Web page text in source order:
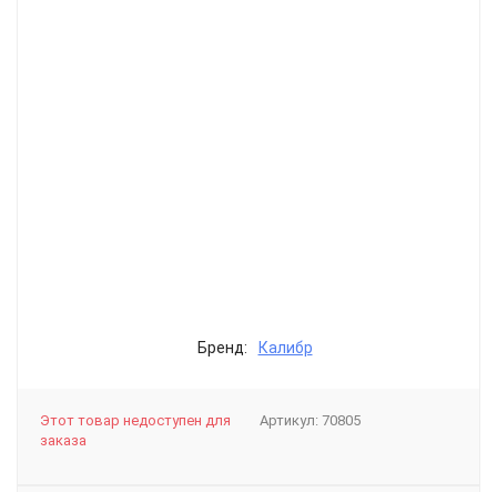
Бренд: Калибр
Артикул: 70805
Этот товар недоступен для
заказа